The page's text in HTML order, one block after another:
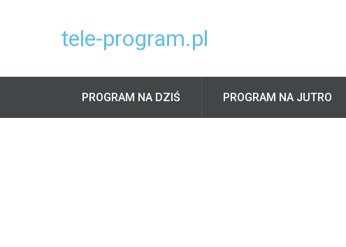
tele-program.pl
PROGRAM NA DZIŚ PROGRAM NA JUTRO